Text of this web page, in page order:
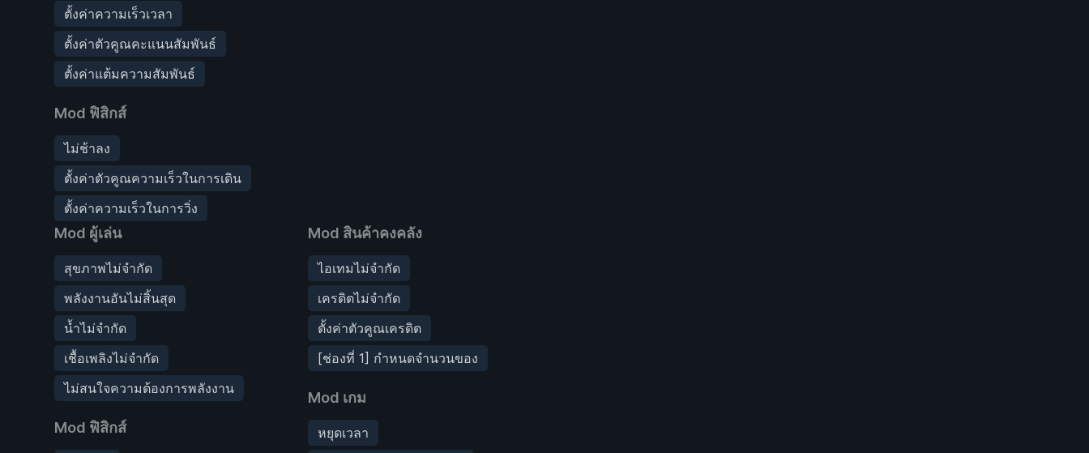
ตั้งค่าความเร็วเวลา
ตั้งค่าตัวคูณคะแนนสัมพันธ์
ตั้งค่าแต้มความสัมพันธ์
Mod ฟิสิกส์
ไม่ช้าลง
ตั้งค่าตัวคูณความเร็วในการเดิน
ตั้งค่าความเร็วในการวิ่ง
Mod ผู้เล่น
สุขภาพไม่จำกัด
พลังงานอันไม่สิ้นสุด
น้ำไม่จำกัด
เชื้อเพลิงไม่จำกัด
ไม่สนใจความต้องการพลังงาน
Mod ฟิสิกส์
Mod สินค้าคงคลัง
ไอเทมไม่จำกัด
เครดิตไม่จำกัด
ตั้งค่าตัวคูณเครดิต
[ช่องที่ 1] กำหนดจำนวนของ
Mod เกม
หยุดเวลา